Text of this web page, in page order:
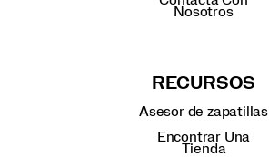
Nosotros
RECURSOS
Asesor de zapatillas
Encontrar Una
Tienda